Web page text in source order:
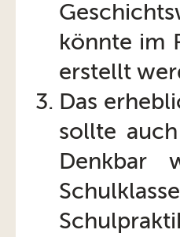
könnte im
erstellt
Das
sollte
Denkbar